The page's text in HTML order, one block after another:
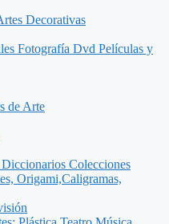
Decorativas
Fotografía Dvd Películas y
de Arte
Colecciones
Origami,Caligramas,